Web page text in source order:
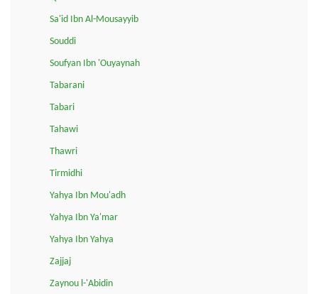
Sa'id Ibn Al-Mousayyib
Souddi
Soufyan Ibn 'Ouyaynah
Tabarani
Tabari
Tahawi
Thawri
Tirmidhi
Yahya Ibn Mou'adh
Yahya Ibn Ya'mar
Yahya Ibn Yahya
Zajjaj
Zaynou l-'Abidin